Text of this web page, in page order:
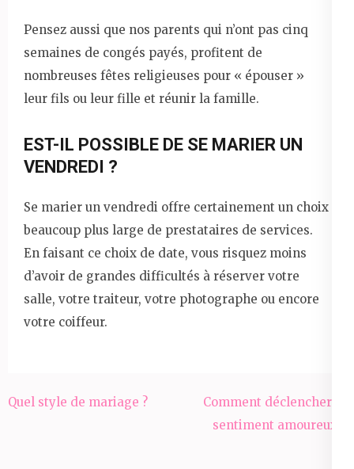
Pensez aussi que nos parents qui n’ont pas cinq
semaines de congés payés, profitent de
nombreuses fêtes religieuses pour « épouser »
leur fils ou leur fille et réunir la famille.
EST-IL POSSIBLE DE SE MARIER UN
VENDREDI ?
Se marier un vendredi offre certainement un choix
beaucoup plus large de prestataires de services.
En faisant ce choix de date, vous risquez moins
d’avoir de grandes difficultés à réserver votre
salle, votre traiteur, votre photographe ou encore
votre coiffeur.
Navigation
Quel style de mariage ?
Comment déclencher le
sentiment amoureux ?